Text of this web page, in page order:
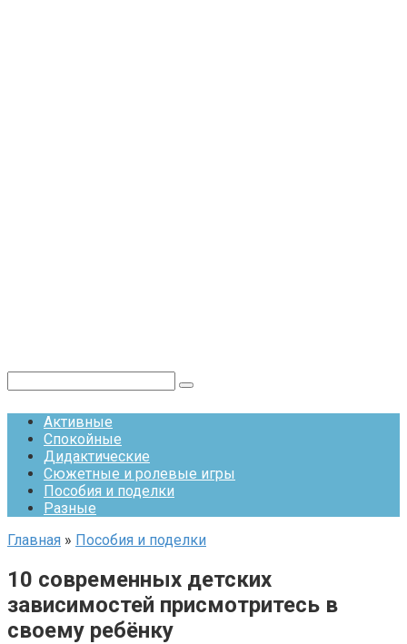
Активные
Спокойные
Дидактические
Сюжетные и ролевые игры
Пособия и поделки
Разные
Главная » Пособия и поделки
10 современных детских
зависимостей присмотритесь в
своему ребёнку